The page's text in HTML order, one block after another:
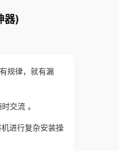
器)
规律，就有漏
交流 。
进行复杂安装操